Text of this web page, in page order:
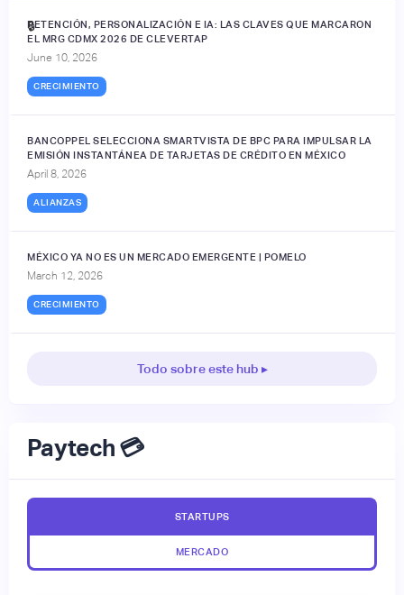
RETENCIÓN, PERSONALIZACIÓN E IA: LAS CLAVES QUE MARCARON
EL MRG CDMX 2026 DE CLEVERTAP
June 10, 2026
CRECIMIENTO
🔒
BANCOPPEL SELECCIONA SMARTVISTA DE BPC PARA IMPULSAR LA
EMISIÓN INSTANTÁNEA DE TARJETAS DE CRÉDITO EN MÉXICO
April 8, 2026
ALIANZAS
MÉXICO YA NO ES UN MERCADO EMERGENTE | POMELO
March 12, 2026
CRECIMIENTO
Todo sobre este hub ▸
Paytech 💳
STARTUPS
MERCADO